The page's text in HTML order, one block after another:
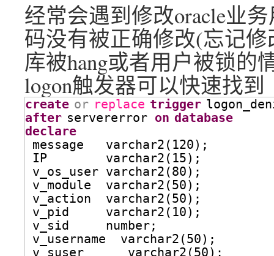
经常会遇到修改oracle业
码没有被正确修改(忘记
库被hang或者用户被锁的
logon触发器可以快速找到
create or replace trigger
after servererror on database
declare
message   varchar2(120);
IP        varchar2(15);
v_os_user varchar2(80);
v_module  varchar2(50);
v_action  varchar2(50);
v_pid     varchar2(10);
v_sid     number;
v_username  varchar2(50);
v_suser      varchar2(50);